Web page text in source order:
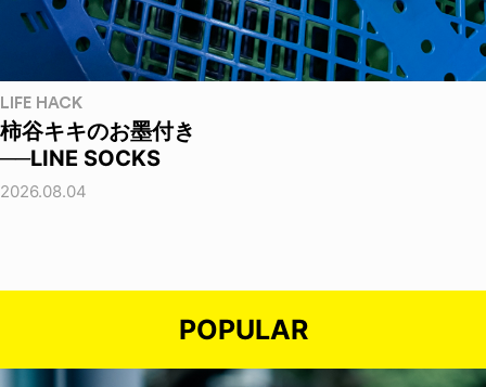
LIFE HACK
柿谷キキのお墨付き
──LINE SOCKS
2026.08.04
POPULAR